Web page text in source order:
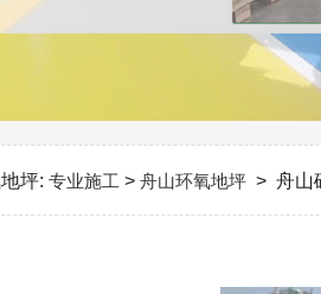
坪: 专业施工 > 舟山环氧地坪 > 舟山